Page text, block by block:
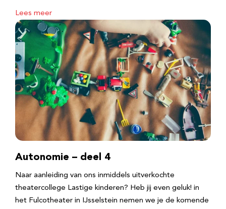
Lees meer
Autonomie – deel 4
Naar aanleiding van ons inmiddels uitverkochte
theatercollege Lastige kinderen? Heb jij even geluk! in
het Fulcotheater in IJsselstein nemen we je de komende